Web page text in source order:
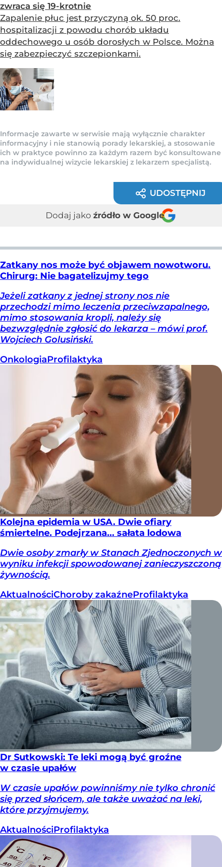
zwraca się 19-krotnie
Zapalenie płuc jest przyczyną ok. 50 proc.
hospitalizacji z powodu chorób układu
oddechowego u osób dorosłych w Polsce. Można
się zabezpieczyć szczepionkami.
Informacje zawarte w serwisie mają wyłącznie charakter
informacyjny i nie stanowią porady lekarskiej, a stosowanie
ich w praktyce powinno za każdym razem być konsultowane
na indywidualnej wizycie lekarskiej z lekarzem specjalistą.
UDOSTĘPNIJ
Dodaj jako źródło w Google
Zatkany nos może być objawem nowotworu.
Chirurg: Nie bagatelizujmy tego
Jeżeli zatkany z jednej strony nos nie
przechodzi mimo leczenia przeciwzapalnego,
mimo stosowania kropli, należy się
bezwzględnie zgłosić do lekarza – mówi prof.
Wojciech Golusiński.
OnkologiaProfilaktyka
Kolejna epidemia w USA. Dwie ofiary
śmiertelne. Podejrzana... sałata lodowa
Dwie osoby zmarły w Stanach Zjednoczonych w
wyniku infekcji spowodowanej zanieczyszczoną
żywnością.
AktualnościChoroby zakaźneProfilaktyka
Dr Sutkowski: Te leki mogą być groźne
w czasie upałów
W czasie upałów powinniśmy nie tylko chronić
się przed słońcem, ale także uważać na leki,
które przyjmujemy.
AktualnościProfilaktyka